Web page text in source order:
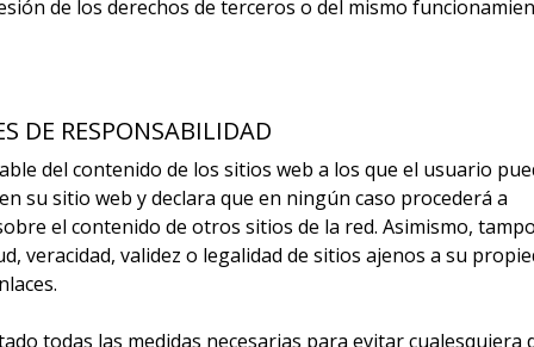
de los derechos de terceros o del mismo
DE RESPONSABILIDAD
del contenido de los sitios web a los que el usuario
su sitio web y declara que en ningún caso procederá a
el contenido de otros sitios de la red. Asimismo,
veracidad, validez o legalidad de sitios ajenos a su
todas las medidas necesarias para evitar cualesquiera